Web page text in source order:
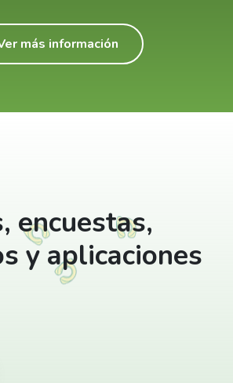
más información
encuestas,
y aplicaciones